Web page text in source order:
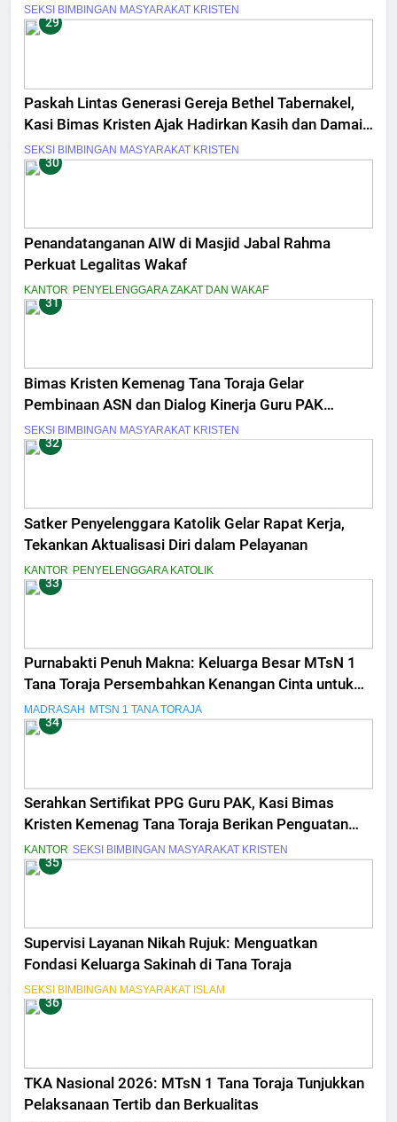
SEKSI BIMBINGAN MASYARAKAT KRISTEN
29
Paskah Lintas Generasi Gereja Bethel Tabernakel,
Kasi Bimas Kristen Ajak Hadirkan Kasih dan Damai
Sejahtera
SEKSI BIMBINGAN MASYARAKAT KRISTEN
30
Penandatanganan AIW di Masjid Jabal Rahma
Perkuat Legalitas Wakaf
KANTOR PENYELENGGARA ZAKAT DAN WAKAF
31
Bimas Kristen Kemenag Tana Toraja Gelar
Pembinaan ASN dan Dialog Kinerja Guru PAK
Tingkat Menengah
SEKSI BIMBINGAN MASYARAKAT KRISTEN
32
Satker Penyelenggara Katolik Gelar Rapat Kerja,
Tekankan Aktualisasi Diri dalam Pelayanan
KANTOR PENYELENGGARA KATOLIK
33
Purnabakti Penuh Makna: Keluarga Besar MTsN 1
Tana Toraja Persembahkan Kenangan Cinta untuk
Drs. Shabran Halim
MADRASAH MTSN 1 TANA TORAJA
34
Serahkan Sertifikat PPG Guru PAK, Kasi Bimas
Kristen Kemenag Tana Toraja Berikan Penguatan
Profesionalime dan Peningkatan Kompetensi
KANTOR SEKSI BIMBINGAN MASYARAKAT KRISTEN
35
Supervisi Layanan Nikah Rujuk: Menguatkan
Fondasi Keluarga Sakinah di Tana Toraja
SEKSI BIMBINGAN MASYARAKAT ISLAM
36
TKA Nasional 2026: MTsN 1 Tana Toraja Tunjukkan
Pelaksanaan Tertib dan Berkualitas